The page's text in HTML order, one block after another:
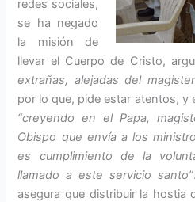
redes sociales,
se ha negado
la misión de
llevar el Cuerpo de Cristo,
extrañas, alejadas del
por lo que, pide estar atentos, y
“creyendo en el Papa,
Obispo que envía a los
es cumplimiento de la
llamado a este servicio santo”
asegura que distribuir la hostia